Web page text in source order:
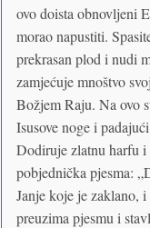
ovo doista obnovljeni
morao napustiti.
prekrasan plod i nudi
zamjećuje mnoštvo
Božjem Raju. Na ovo
Isusove noge i
Dodiruje zlatnu harfu i
pobjednička pjesma:
Janje koje je zaklano,
preuzima pjesmu i